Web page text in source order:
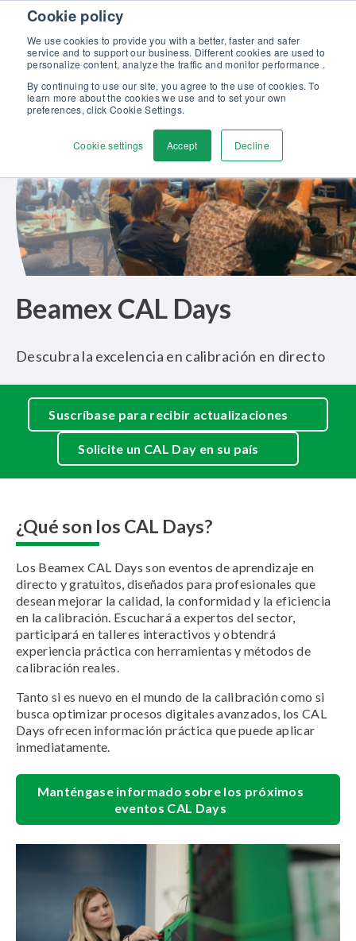
Cookie policy
We use cookies to provide you with a better, faster and safer
service and to support our business. Different cookies are used to
personalize content, analyze the traffic and monitor performance .
By continuing to use our site, you agree to the use of cookies. To
learn more about the cookies we use and to set your own
preferences, click Cookie Settings.
Cookie settings Accept Decline
Skip to content
Descubra nuestro nuevo catálogo Soluciones Beamex para la
Excelencia en Calibración >>
Contáctenos
Beamex CAL Days
Descubra la excelencia en calibración en directo
Suscríbase para recibir actualizaciones
Solicite un CAL Day en su país
¿Qué son los CAL Days?
Los Beamex CAL Days son eventos de aprendizaje en
directo y gratuitos, diseñados para profesionales que
desean mejorar la calidad, la conformidad y la eficiencia
en la calibración. Escuchará a expertos del sector,
participará en talleres interactivos y obtendrá
experiencia práctica con herramientas y métodos de
calibración reales.
Tanto si es nuevo en el mundo de la calibración como si
busca optimizar procesos digitales avanzados, los CAL
Days ofrecen información práctica que puede aplicar
inmediatamente.
Manténgase informado sobre los próximos
eventos CAL Days